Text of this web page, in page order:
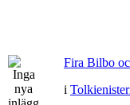
Fira Bilbo
i